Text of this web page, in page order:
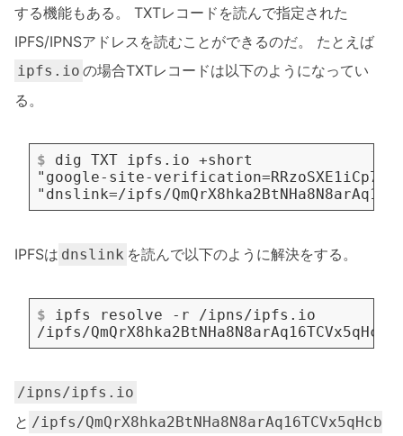
する機能もある。 TXTレコードを読んで指定された
IPFS/IPNSアドレスを読むことができるのだ。 たとえば
ipfs.io の場合TXTレコードは以下のようになってい
る。
$ dig TXT ipfs.io +short
IPFSは dnslink を読んで以下のように解決をする。
$ ipfs resolve -r /ipns/ipfs.io
/ipns/ipfs.io
と /ipfs/QmQrX8hka2BtNHa8N8arAq16TCVx5qHcb